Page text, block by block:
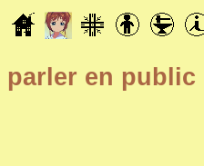
parler en public